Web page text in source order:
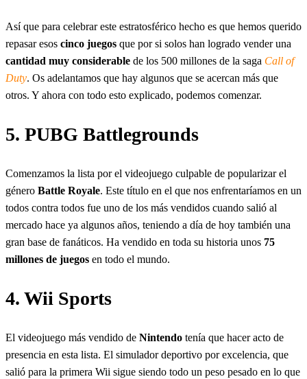
Así que para celebrar este estratosférico hecho es que hemos querido
repasar esos cinco juegos que por si solos han logrado vender una
cantidad muy considerable de los 500 millones de la saga Call of
Duty. Os adelantamos que hay algunos que se acercan más que
otros. Y ahora con todo esto explicado, podemos comenzar.
5. PUBG Battlegrounds
Comenzamos la lista por el videojuego culpable de popularizar el
género Battle Royale. Este título en el que nos enfrentaríamos en un
todos contra todos fue uno de los más vendidos cuando salió al
mercado hace ya algunos años, teniendo a día de hoy también una
gran base de fanáticos. Ha vendido en toda su historia unos 75
millones de juegos en todo el mundo.
4. Wii Sports
El videojuego más vendido de Nintendo tenía que hacer acto de
presencia en esta lista. El simulador deportivo por excelencia, que
salió para la primera Wii sigue siendo todo un peso pesado en lo que